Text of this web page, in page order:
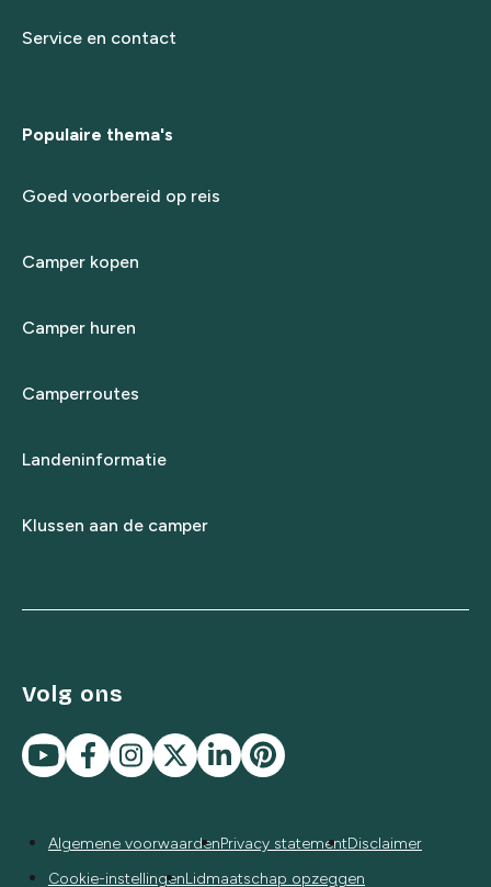
Service en contact
Populaire thema's
Goed voorbereid op reis
Camper kopen
Camper huren
Camperroutes
Landeninformatie
Klussen aan de camper
Volg ons
Algemene voorwaardenPrivacy statementDisclaimer
Cookie-instellingenLidmaatschap opzeggen